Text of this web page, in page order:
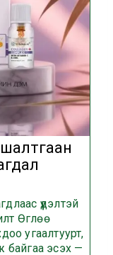
үүдэлтэй
Өглөө
угаалтуурт,
байгаа эсэх —